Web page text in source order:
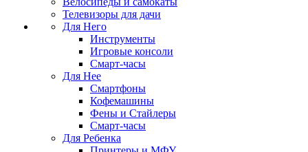
Телевизоры для дачи
Для Него
Инструменты
Игровые консоли
Смарт-часы
Для Нее
Смартфоны
Кофемашины
Фены и Стайлеры
Смарт-часы
Для Ребенка